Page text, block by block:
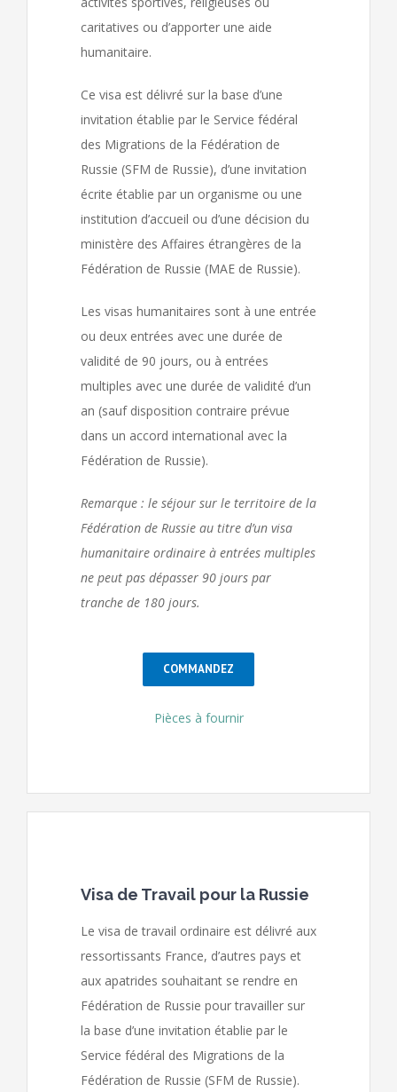
caritatives ou d’apporter une aide
humanitaire.
Ce visa est délivré sur la base d’une
invitation établie par le Service fédéral
des Migrations de la Fédération de
Russie (SFM de Russie), d’une invitation
écrite établie par un organisme ou une
institution d’accueil ou d’une décision du
ministère des Affaires étrangères de la
Fédération de Russie (MAE de Russie).
Les visas humanitaires sont à une entrée
ou deux entrées avec une durée de
validité de 90 jours, ou à entrées
multiples avec une durée de validité d’un
an (sauf disposition contraire prévue
dans un accord international avec la
Fédération de Russie).
Remarque : le séjour sur le territoire de la
Fédération de Russie au titre d’un visa
humanitaire ordinaire à entrées multiples
ne peut pas dépasser 90 jours par
tranche de 180 jours.
COMMANDEZ
Pièces à fournir
Visa de Travail pour la Russie
Le visa de travail ordinaire est délivré aux
ressortissants France, d’autres pays et
aux apatrides souhaitant se rendre en
Fédération de Russie pour travailler sur
la base d’une invitation établie par le
Service fédéral des Migrations de la
Fédération de Russie (SFM de Russie).